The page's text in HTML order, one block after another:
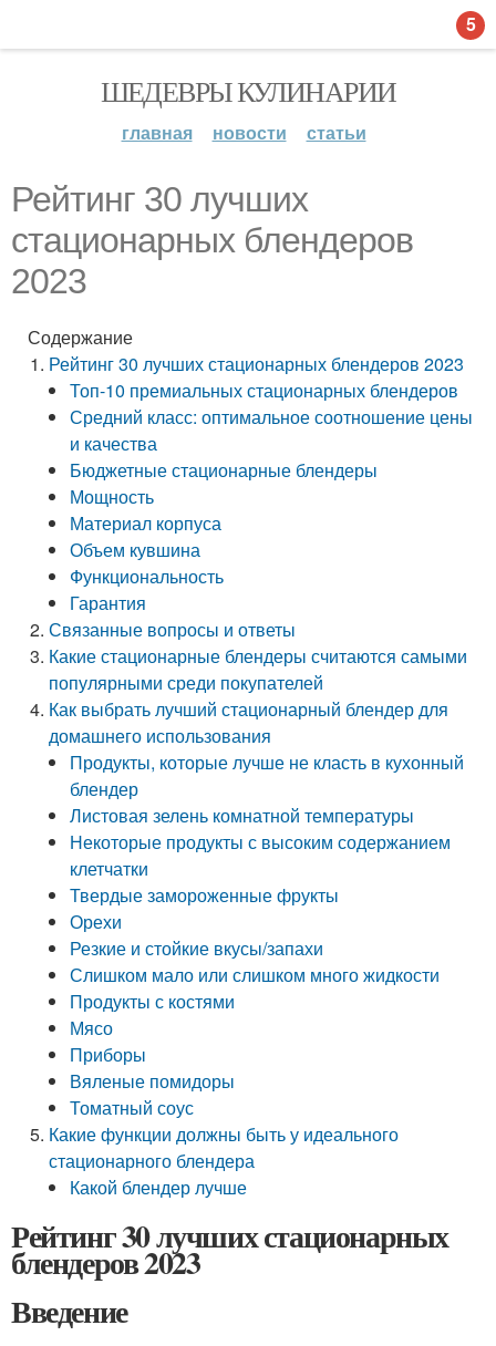
ШЕДЕВРЫ КУЛИНАРИИ
главная новости статьи
Рейтинг 30 лучших
стационарных блендеров
2023
Содержание
Рейтинг 30 лучших стационарных блендеров 2023
Топ-10 премиальных стационарных блендеров
Средний класс: оптимальное соотношение цены
и качества
Бюджетные стационарные блендеры
Мощность
Материал корпуса
Объем кувшина
Функциональность
Гарантия
Связанные вопросы и ответы
Какие стационарные блендеры считаются самыми
популярными среди покупателей
Как выбрать лучший стационарный блендер для
домашнего использования
Продукты, которые лучше не класть в кухонный
блендер
Листовая зелень комнатной температуры
Некоторые продукты с высоким содержанием
клетчатки
Твердые замороженные фрукты
Орехи
Резкие и стойкие вкусы/запахи
Слишком мало или слишком много жидкости
Продукты с костями
Мясо
Приборы
Вяленые помидоры
Томатный соус
Какие функции должны быть у идеального
стационарного блендера
Какой блендер лучше
Рейтинг 30 лучших стационарных
блендеров 2023
Введение
5